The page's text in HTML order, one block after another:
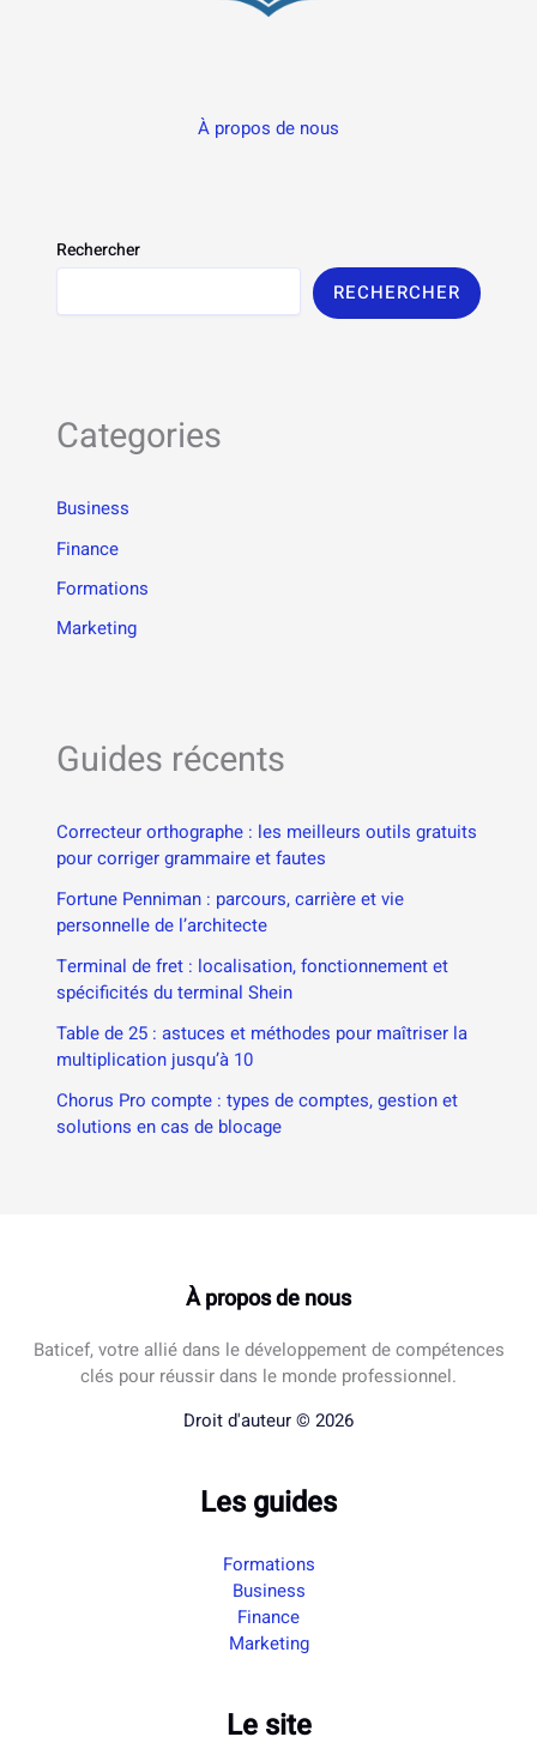
À propos de nous
Rechercher
RECHERCHER
Categories
Business
Finance
Formations
Marketing
Guides récents
Correcteur orthographe : les meilleurs outils gratuits
pour corriger grammaire et fautes
Fortune Penniman : parcours, carrière et vie
personnelle de l’architecte
Terminal de fret : localisation, fonctionnement et
spécificités du terminal Shein
Table de 25 : astuces et méthodes pour maîtriser la
multiplication jusqu’à 10
Chorus Pro compte : types de comptes, gestion et
solutions en cas de blocage
À propos de nous
Baticef, votre allié dans le développement de compétences
clés pour réussir dans le monde professionnel.
Droit d'auteur © 2026
Les guides
Formations
Business
Finance
Marketing
Le site